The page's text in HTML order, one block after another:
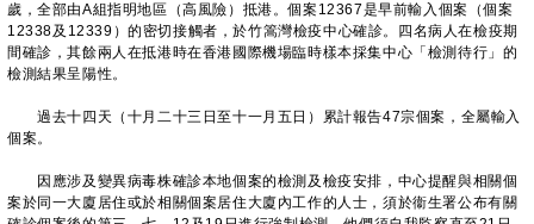
歲，全部由A組指明地區（高風險）抵港。個案12367是早前輸入個案（個案
12338及12339）的密切接觸者，於竹篙灣檢疫中心確診。四名病人在檢疫期
間確診，其餘兩人在抵港時在香港國際機場臨時樣本採集中心「檢測待行」的
檢測結果呈陽性。
過去十四天（十月二十三日至十一月五日）累計報告47宗個案，全屬輸入
個案。
因應涉及變異病毒株確診本地個案的檢測及檢疫安排，中心提醒與相關個
案於同一大廈居住或於相關個案居住大廈內工作的人士，須於衞生署公布有關